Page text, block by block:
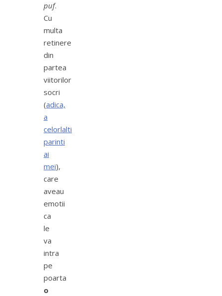
puf.
Cu
multa
retinere
din
partea
viitorilor
socri
(adica,
a
celorlalti
parinti
ai
mei),
care
aveau
emotii
ca
le
va
intra
pe
poarta
o